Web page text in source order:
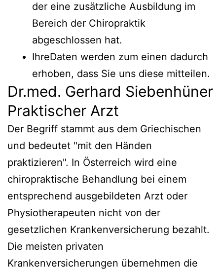
der eine zusätzliche Ausbildung im
Bereich der Chiropraktik
abgeschlossen hat.
IhreDaten werden zum einen dadurch
erhoben, dass Sie uns diese mitteilen.
Dr.med. Gerhard Siebenhüner
Praktischer Arzt
Der Begriff stammt aus dem Griechischen
und bedeutet "mit den Händen
praktizieren". In Österreich wird eine
chiropraktische Behandlung bei einem
entsprechend ausgebildeten Arzt oder
Physiotherapeuten nicht von der
gesetzlichen Krankenversicherung bezahlt.
Die meisten privaten
Krankenversicherungen übernehmen die